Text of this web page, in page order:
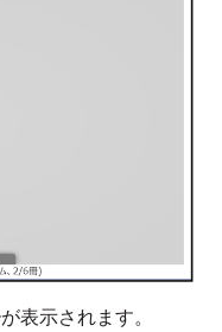
表示されます。